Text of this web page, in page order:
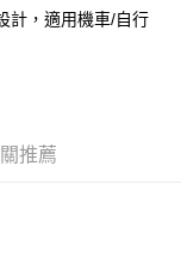
計，適用機車/自行
推薦